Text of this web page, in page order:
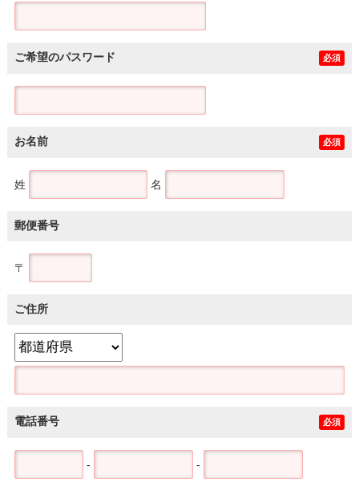
ご希望のパスワード 必須
お名前 必須
姓 名
郵便番号
〒
ご住所
電話番号 必須
- -